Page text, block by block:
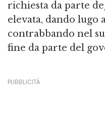
richiesta da parte
elevata, dando lugo
contrabbando nel
fine da parte del
PUBBLICITÀ